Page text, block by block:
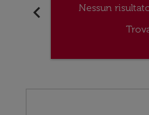
chevron_left
Nessun